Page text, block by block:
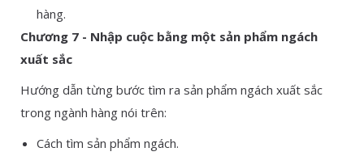
hàng.
Chương 7 - Nhập cuộc bằng một sản phẩm ngách
xuất sắc
Hướng dẫn từng bước tìm ra sản phẩm ngách xuất sắc
trong ngành hàng nói trên:
Cách tìm sản phẩm ngách.